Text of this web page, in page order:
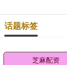
话题标签
芝麻配资